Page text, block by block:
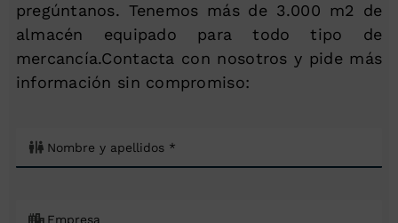
pregúntanos. Tenemos más de 3.000 m2 de
almacén equipado para todo tipo de
mercancía.Contacta con nosotros y pide más
información sin compromiso: